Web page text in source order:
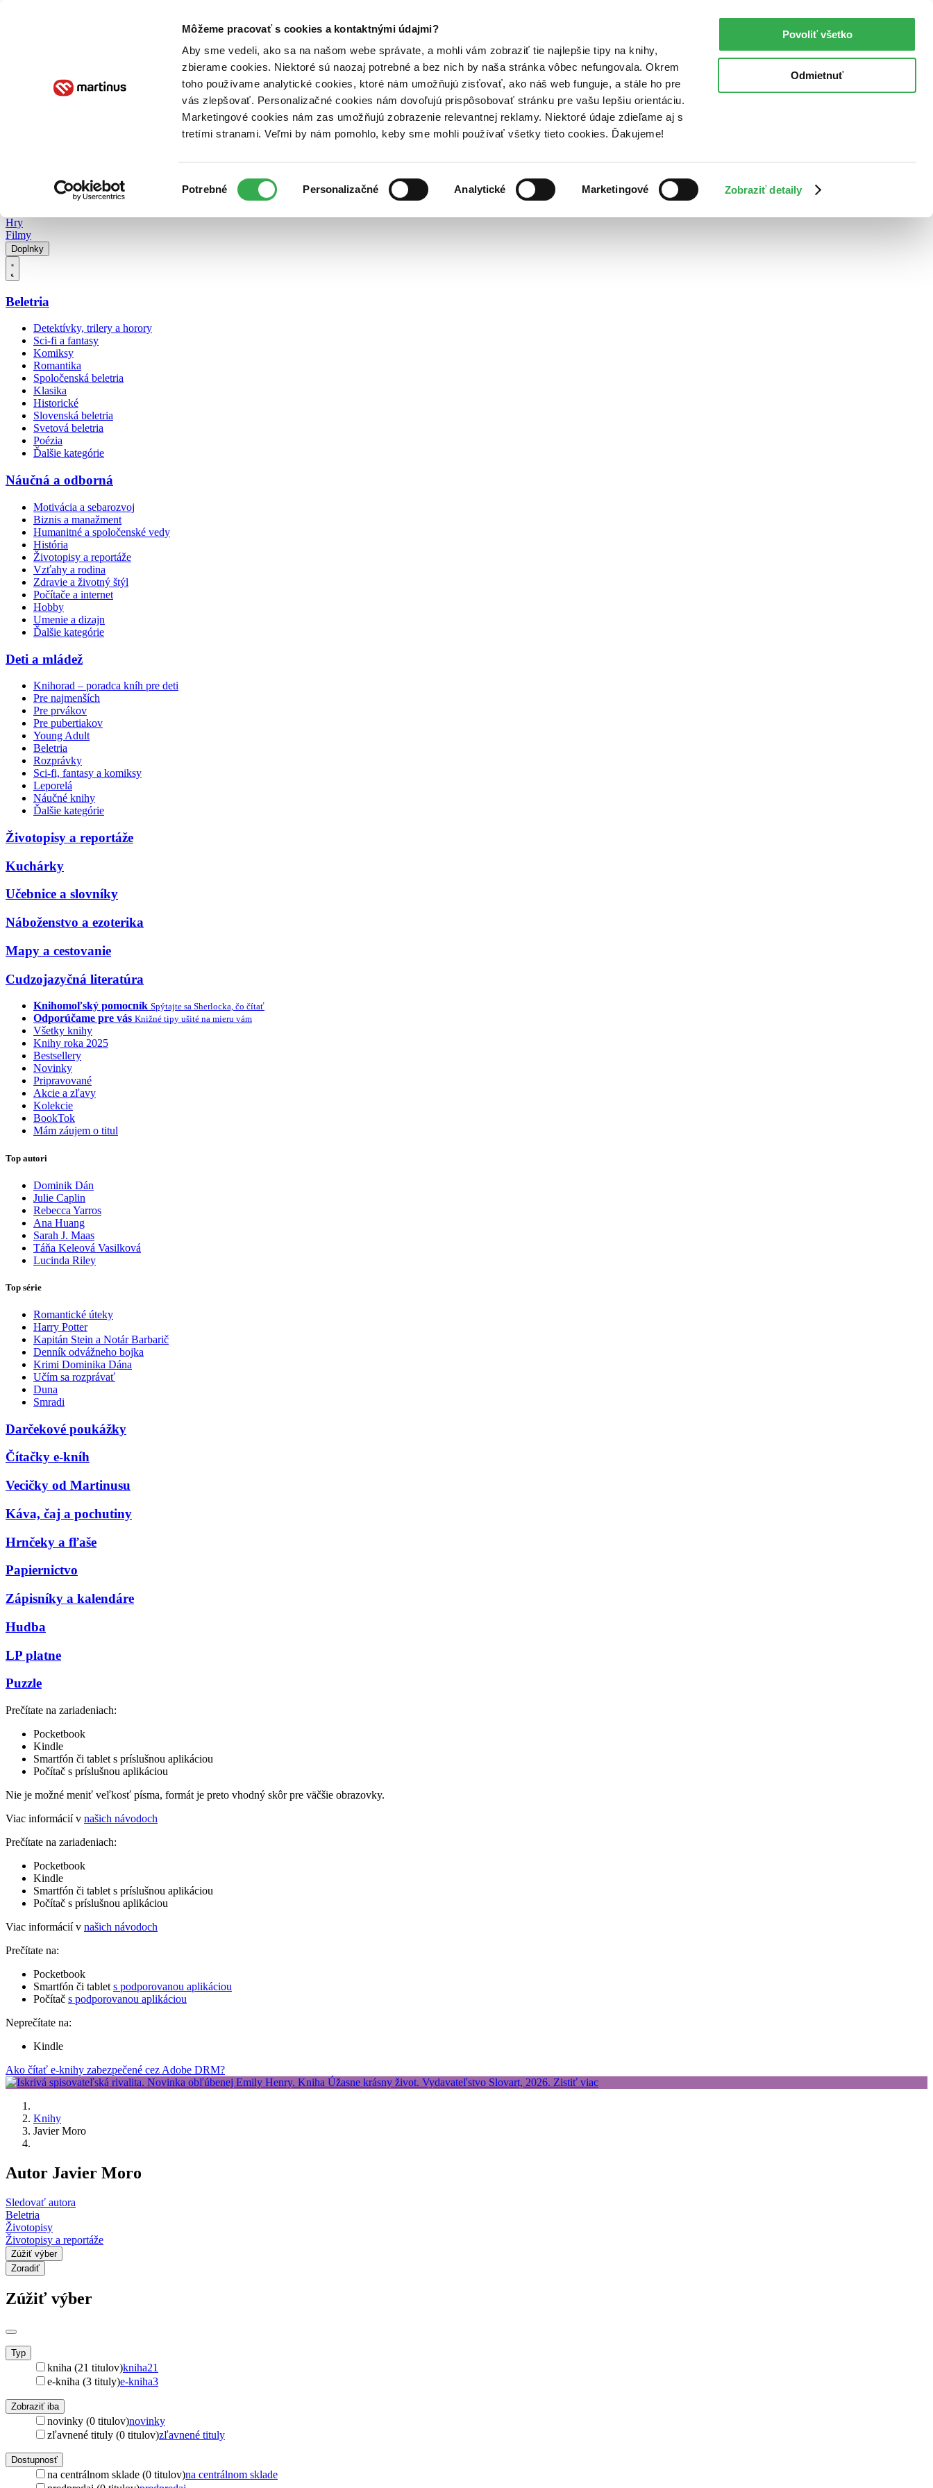
Môžeme pracovať s cookies a kontaktnými údajmi?
Aby sme vedeli, ako sa na našom webe správate, a mohli vám zobraziť tie najlepšie tipy na knihy,
zbierame cookies. Niektoré sú naozaj potrebné a bez nich by naša stránka vôbec nefungovala. Okrem
toho používame analytické cookies, ktoré nám umožňujú zisťovať, ako náš web funguje, a stále ho pre
vás zlepšovať. Personalizačné cookies nám dovoľujú prispôsobovať stránku pre vašu lepšiu orientáciu.
Marketingové cookies nám zas umožňujú zobrazenie relevantnej reklamy. Niektoré údaje zdieľame aj s
tretími stranami. Veľmi by nám pomohlo, keby sme mohli používať všetky tieto cookies. Ďakujeme!
súhlasu
Potrebné Personalizačné Analytické Marketingové Zobraziť detaily
Povoliť všetko
Odmietnuť
Poukážky Kontakt
Hry
Filmy
Doplnky
Beletria
Detektívky, trilery a horory
Sci-fi a fantasy
Komiksy
Romantika
Spoločenská beletria
Klasika
Historické
Slovenská beletria
Svetová beletria
Poézia
Ďalšie kategórie
Náučná a odborná
Motivácia a sebarozvoj
Biznis a manažment
Humanitné a spoločenské vedy
História
Životopisy a reportáže
Vzťahy a rodina
Zdravie a životný štýl
Počítače a internet
Hobby
Umenie a dizajn
Ďalšie kategórie
Deti a mládež
Knihorad – poradca kníh pre deti
Pre najmenších
Pre prvákov
Pre pubertiakov
Young Adult
Beletria
Rozprávky
Sci-fi, fantasy a komiksy
Leporelá
Náučné knihy
Ďalšie kategórie
Životopisy a reportáže
Kuchárky
Učebnice a slovníky
Náboženstvo a ezoterika
Mapy a cestovanie
Cudzojazyčná literatúra
Knihomoľský pomocník Spýtajte sa Sherlocka, čo čítať
Odporúčame pre vás Knižné tipy ušité na mieru vám
Všetky knihy
Knihy roka 2025
Bestsellery
Novinky
Pripravované
Akcie a zľavy
Kolekcie
BookTok
Mám záujem o titul
Top autori
Dominik Dán
Julie Caplin
Rebecca Yarros
Ana Huang
Sarah J. Maas
Táňa Keleová Vasilková
Lucinda Riley
Top série
Romantické úteky
Harry Potter
Kapitán Stein a Notár Barbarič
Denník odvážneho bojka
Krimi Dominika Dána
Učím sa rozprávať
Duna
Smradi
Darčekové poukážky
Čítačky e-kníh
Vecičky od Martinusu
Káva, čaj a pochutiny
Hrnčeky a fľaše
Papiernictvo
Zápisníky a kalendáre
Hudba
LP platne
Puzzle
Prečítate na zariadeniach:
Pocketbook
Kindle
Smartfón či tablet s príslušnou aplikáciou
Počítač s príslušnou aplikáciou
Nie je možné meniť veľkosť písma, formát je preto vhodný skôr pre väčšie obrazovky.
Viac informácií v našich návodoch
Prečítate na zariadeniach:
Pocketbook
Kindle
Smartfón či tablet s príslušnou aplikáciou
Počítač s príslušnou aplikáciou
Viac informácií v našich návodoch
Prečítate na:
Pocketbook
Smartfón či tablet s podporovanou aplikáciou
Počítač s podporovanou aplikáciou
Neprečítate na:
Kindle
Ako čítať e-knihy zabezpečené cez Adobe DRM?
Knihy
Javier Moro
Autor Javier Moro
Sledovať autora
Beletria
Životopisy
Životopisy a reportáže
Zúžiť výber
Zoradiť
Zúžiť výber
Typ
kniha (21 titulov)kniha21
e-kniha (3 tituly)e-kniha3
Zobraziť iba
novinky (0 titulov)novinky
zľavnené tituly (0 titulov)zľavnené tituly
Dostupnosť
na centrálnom sklade (0 titulov)na centrálnom sklade